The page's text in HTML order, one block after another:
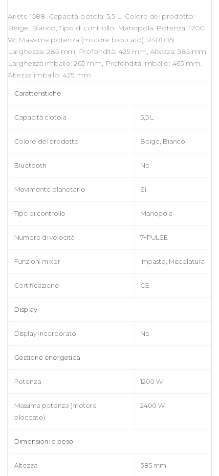
Ariete 1588. Capacità ciotola: 5,5 L, Colore del prodotto:
Beige, Bianco, Tipo di controllo: Manopola. Potenza: 1200
W, Massima potenza (motore bloccato): 2400 W.
Larghezza: 285 mm, Profondità: 425 mm, Altezza: 385 mm.
Larghezza imballo: 265 mm, Profondità imballo: 465 mm,
Altezza imballo: 425 mm
Caratteristiche
Capacità ciotola 5,5 L
Colore del prodotto Beige, Bianco
Bluetooth No
Movimento planetario Sì
Tipo di controllo Manopola
Numero di velocità 7+PULSE
Funzioni mixer Impasto, Miscelatura
Certificazione CE
Display
Display incorporato No
Gestione energetica
Potenza 1200 W
Massima potenza (motore
bloccato)
2400 W
Dimensioni e peso
Altezza 385 mm